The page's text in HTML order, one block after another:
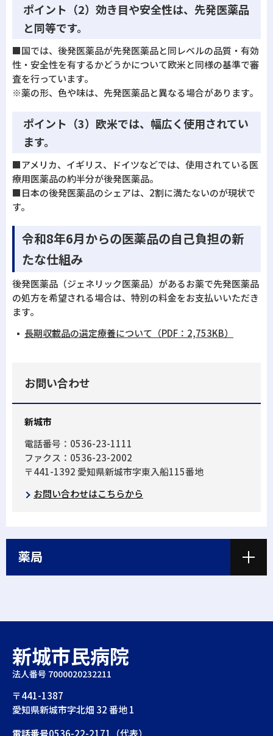
ポイント（2）効き目や安全性は、先発医薬品
と同等です。
■国では、後発医薬品が先発医薬品と同レベルの品質・有効
性・安全性を有するかどうかについて欧米と同様の基準で審
査を行っています。
※薬の形、色や味は、先発医薬品と異なる場合があります。
ポイント（3）欧米では、幅広く使用されてい
ます。
■アメリカ、イギリス、ドイツなどでは、使用されている医
療用医薬品の約半分が後発医薬品。
■日本の後発医薬品のシェアは、2割に満たないのが現状で
す。
令和8年6月からの医薬品の自己負担の新
たな仕組み
後発医薬品（ジェネリック医薬品）があるお薬で先発医薬品
の処方を希望される場合は、特別の料金をお支払いいただき
ます。
長期収載品の選定療養について（PDF：2,753KB）
お問い合わせ
新城市
電話番号：0536-23-1111
ファクス：0536-23-2002
〒441-1392 愛知県新城市字東入船115番地
お問い合わせはこちらから
薬局
新城市民病院
法人番号 7000020232211
〒441-1387
愛知県新城市字北畑 32 番地 1
電話番号0536-22-2171（代表）